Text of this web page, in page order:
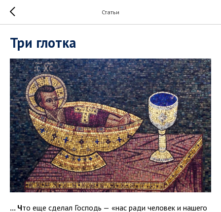
Статьи
Три глотка
... Что еще сделал Господь — «нас ради человек и нашего